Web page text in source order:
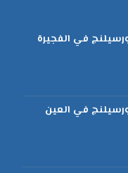
في الفجيرة
في العين